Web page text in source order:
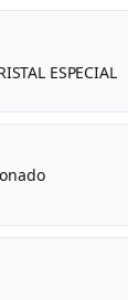
ESPECIAL